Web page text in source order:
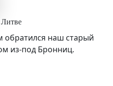
Литве
обратился наш старый
из-под Бронниц.